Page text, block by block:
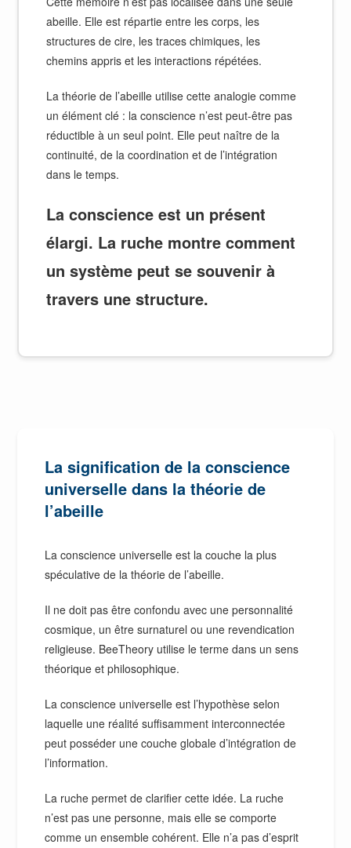
abeille. Elle est répartie entre les corps, les
structures de cire, les traces chimiques, les
chemins appris et les interactions répétées.
La théorie de l’abeille utilise cette analogie comme
un élément clé : la conscience n’est peut-être pas
réductible à un seul point. Elle peut naître de la
continuité, de la coordination et de l’intégration
dans le temps.
La conscience est un présent
élargi. La ruche montre comment
un système peut se souvenir à
travers une structure.
La signification de la conscience
universelle dans la théorie de
l’abeille
La conscience universelle est la couche la plus
spéculative de la théorie de l’abeille.
Il ne doit pas être confondu avec une personnalité
cosmique, un être surnaturel ou une revendication
religieuse. BeeTheory utilise le terme dans un sens
théorique et philosophique.
La conscience universelle est l’hypothèse selon
laquelle une réalité suffisamment interconnectée
peut posséder une couche globale d’intégration de
l’information.
La ruche permet de clarifier cette idée. La ruche
n’est pas une personne, mais elle se comporte
comme un ensemble cohérent. Elle n’a pas d’esprit